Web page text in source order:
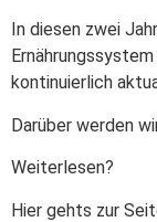
In diesen zwei
kontinuierlich
Darüber werden
Weiterlesen?
Hier gehts zur